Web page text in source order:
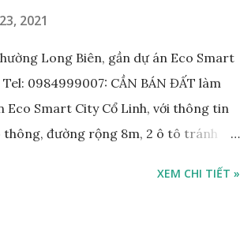
2021
Long Biên, gần dự án Eco Smart
0984999007: CẦN BÁN ĐẤT làm
Eco Smart City Cổ Linh, với thông tin
đường rộng 8m, 2 ô tô tránh
xưởng, hoặc xây tòa nhà cho thuê;
XEM CHI TIẾT »